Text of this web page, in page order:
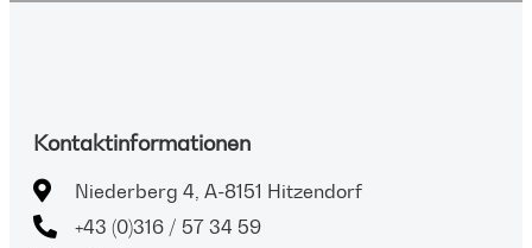
Kontaktinformationen
Niederberg 4, A-8151 Hitzendorf
+43 (0)316 / 57 34 59